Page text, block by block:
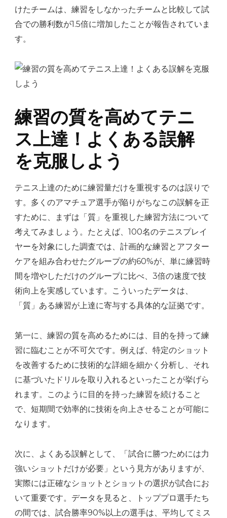
けたチームは、練習をしなかったチームと比較して試
合での勝利数が1.5倍に増加したことが報告されていま
す。
練習の質を高めてテニ
ス上達！よくある誤解
を克服しよう
テニス上達のために練習量だけを重視するのは誤りで
す。多くのアマチュア選手が陥りがちなこの誤解を正
すために、まずは「質」を重視した練習方法について
考えてみましょう。たとえば、100名のテニスプレイ
ヤーを対象にした調査では、計画的な練習とアフター
ケアを組み合わせたグループの約60%が、単に練習時
間を増やしただけのグループに比べ、3倍の速度で技
術向上を実感しています。こういったデータは、
「質」ある練習が上達に寄与する具体的な証拠です。
第一に、練習の質を高めるためには、目的を持って練
習に臨むことが不可欠です。例えば、特定のショット
を改善するために技術的な詳細を細かく分析し、それ
に基づいたドリルを取り入れるといったことが挙げら
れます。このように目的を持った練習を続けること
で、短期間で効率的に技術を向上させることが可能に
なります。
次に、よくある誤解として、「試合に勝つためには力
強いショットだけが必要」という見方がありますが、
実際には正確なショットとショットの選択が試合にお
いて重要です。データを見ると、トッププロ選手たち
の間では、試合勝率90%以上の選手は、平均してミス